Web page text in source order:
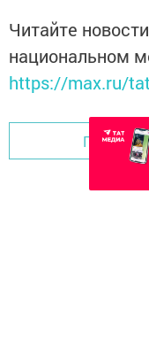
Читайте
национальном
https://max.ru/
Перейти